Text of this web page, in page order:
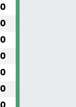
0
0
0
0
0
0